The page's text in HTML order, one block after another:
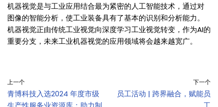
机器视觉是与工业应用结合最为紧密的人工智能技术，通过对
图像的智能分析，使工业装备具有了基本的识别和分析能力。
机器视觉正由传统工业视觉向深度学习工业视觉转变，作为AI的
重要分支，未来工业机器视觉的应用领域将会越来越宽广。
上一个
青博科技入选2024 年度市级
下一个
员工活动 | 跨界融合，赋能员